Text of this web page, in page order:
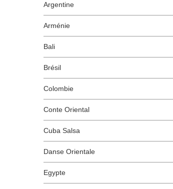
Argentine
Arménie
Bali
Brésil
Colombie
Conte Oriental
Cuba Salsa
Danse Orientale
Egypte